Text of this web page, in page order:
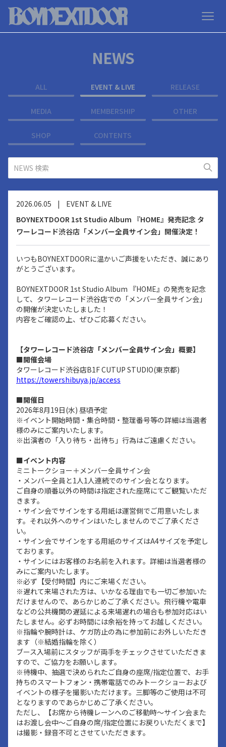
NEWS
ALL EVENT & LIVE RELEASE
MEDIA MEMBERSHIP OTHER
SHOP CONTENTS
2026.06.05 |
EVENT & LIVE
BOYNEXTDOOR 1st Studio Album 『HOME』発売記念 タ
ワーレコード渋谷店「メンバー全員サイン会」開催決定！
いつもBOYNEXTDOORに温かいご声援をいただき、誠にあり
がとうございます。
BOYNEXTDOOR 1st Studio Album 『HOME』の発売を記念
して、タワーレコード渋谷店での「メンバー全員サイン会」
の開催が決定いたしました！
内容をご確認の上、ぜひご応募ください。
【タワーレコード渋谷店「メンバー全員サイン会」概要】
■開催会場
タワーレコード渋谷店B1F CUTUP STUDIO(東京都)
https://towershibuya.jp/access
■開催日
2026年8月19日(水) 昼頃予定
※イベント開始時間・集合時間・整理番号等の詳細は当選者
様のみにご案内いたします。
※出演者の「入り待ち・出待ち」行為はご遠慮ください。
■イベント内容
ミニトークショー＋メンバー全員サイン会
・メンバー全員と1人1人連続でのサイン会となります。
ご自身の順番以外の時間は指定された座席にてご観覧いただ
きます。
・サイン会でサインをする用紙は運営側でご用意いたしま
す。それ以外へのサインはいたしませんのでご了承くださ
い。
・サイン会でサインをする用紙のサイズはA4サイズを予定し
ております。
・サインにはお客様のお名前を入れます。詳細は当選者様の
みにご案内いたします。
※必ず【受付時間】内にご来場ください。
※遅れて来場された方は、いかなる理由でも一切ご参加いた
だけませんので、あらかじめご了承ください。飛行機や電車
などの公共機関の遅延による来場遅れの場合も参加対応はい
たしません。必ずお時間には余裕を持ってお越しください。
※指輪や腕時計は、ケガ防止の為に参加前にお外しいただき
ます（※結婚指輪を除く）
ブース入場前にスタッフが両手をチェックさせていただきま
すので、ご協力をお願いします。
※待機中、抽選で決められたご自身の座席/指定位置で、お手
持ちのスマートフォン・携帯電話でのみトークショーおよび
イベントの様子を撮影いただけます。三脚等のご使用は不可
となりますのであらかじめご了承ください。
ただし、【お席から待機レーンへのご移動時～サイン会また
はお渡し会中～ご自身の席/指定位置にお戻りいただくまで】
は撮影・録音不可とさせていただきます。